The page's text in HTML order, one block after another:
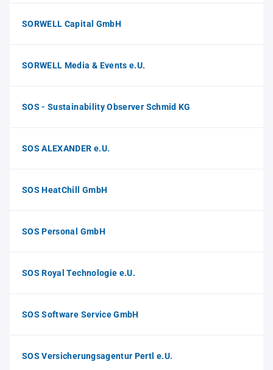
SORWELL Capital GmbH
SORWELL Media & Events e.U.
SOS - Sustainability Observer Schmid KG
SOS ALEXANDER e.U.
SOS HeatChill GmbH
SOS Personal GmbH
SOS Royal Technologie e.U.
SOS Software Service GmbH
SOS Versicherungsagentur Pertl e.U.